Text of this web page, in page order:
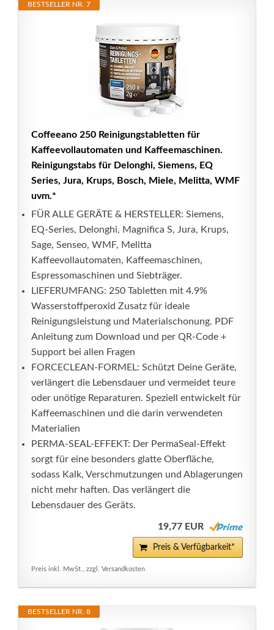
BESTSELLER NR. 7
Coffeeano 250 Reinigungstabletten für
Kaffeevollautomaten und Kaffeemaschinen.
Reinigungstabs für Delonghi, Siemens, EQ
Series, Jura, Krups, Bosch, Miele, Melitta, WMF
uvm.*
FÜR ALLE GERÄTE & HERSTELLER: Siemens,
EQ-Series, Delonghi, Magnifica S, Jura, Krups,
Sage, Senseo, WMF, Melitta
Kaffeevollautomaten, Kaffeemaschinen,
Espressomaschinen und Siebträger.
LIEFERUMFANG: 250 Tabletten mit 4.9%
Wasserstoffperoxid Zusatz für ideale
Reinigungsleistung und Materialschonung. PDF
Anleitung zum Download und per QR-Code +
Support bei allen Fragen
FORCECLEAN-FORMEL: Schützt Deine Geräte,
verlängert die Lebensdauer und vermeidet teure
oder unötige Reparaturen. Speziell entwickelt für
Kaffeemaschinen und die darin verwendeten
Materialien
PERMA-SEAL-EFFEKT: Der PermaSeal-Effekt
sorgt für eine besonders glatte Oberfläche,
sodass Kalk, Verschmutzungen und Ablagerungen
nicht mehr haften. Das verlängert die
Lebensdauer des Geräts.
19,77 EUR
Preis & Verfügbarkeit*
Preis inkl. MwSt., zzgl. Versandkosten
BESTSELLER NR. 8